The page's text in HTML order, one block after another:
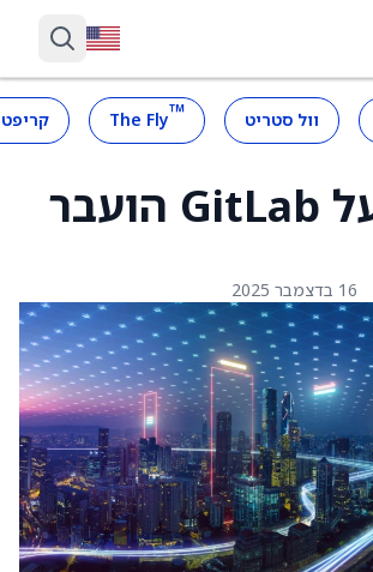
וול סטריט ™
The Fly
הכיסוי על GitLab הועבר
16 בדצמבר 2025